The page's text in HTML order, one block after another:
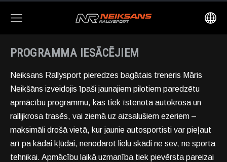
PROGRAMMA IESĀCĒJIEM
Neiksans Rallysport pieredzes bagātais treneris Māris
Neikšāns izveidojis īpaši jaunajiem pilotiem paredzētu
apmācību programmu, kas tiek īstenota autokrosa un
rallijkrosa trasēs, vai ziemā uz aizsalušiem ezeriem –
maksimāli drošā vietā, kur jaunie autosportisti var pieļaut
arī pa kādai kļūdai, nenodarot lielu skādi ne sev, ne sporta
tehnikai. Apmācību laikā uzmanība tiek pievērsta pareizai